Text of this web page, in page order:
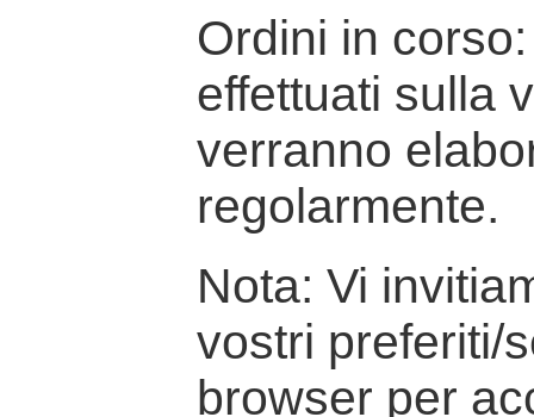
Ordini in
effettuati sulla
verranno
regolarmente.
Nota: Vi
vostri preferiti/
browser per